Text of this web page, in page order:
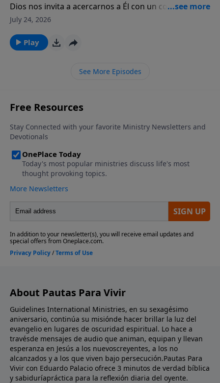
Dios nos invita a acercarnos a Él con un corazón
sincero, incluso en nuestros momentos de mayor
July 24, 2026
Play
See More Episodes
About Pautas Para Vivir
Guidelines International Ministries, en su sexagésimo
aniversario, continúa su misiónde hacer brillar la luz del
evangelio en lugares de oscuridad espiritual. Lo hace a
travésde mensajes de audio que animan, equipan y llevan
esperanza en Jesús a los nuevoscreyentes, a los no
alcanzados y a los que viven bajo persecución.Pautas Para
Vivir con Eduardo Palacio ofrece 3 minutos de verdad bíblica
y sabiduríapráctica para la reflexión diaria del oyente.